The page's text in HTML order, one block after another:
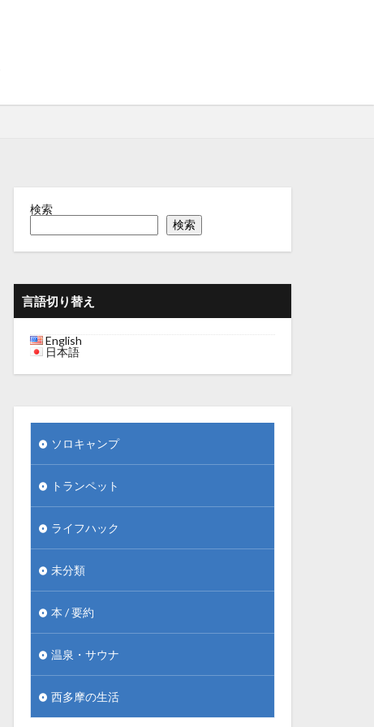
検索
検索
言語切り替え
English
日本語
ソロキャンプ
トランペット
ライフハック
未分類
本 / 要約
温泉・サウナ
西多摩の生活